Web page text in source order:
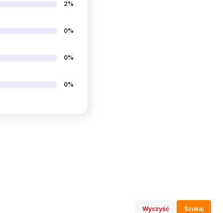
2%
0%
0%
0%
Wyczyść Szukaj